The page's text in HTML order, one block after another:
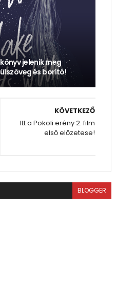
jelenik meg
és borító!
KÖVETKEZŐ
Itt a Pokoli erény 2. film
első előzetese!
BLOGGER